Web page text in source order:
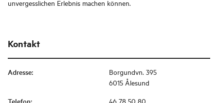
unvergesslichen Erlebnis machen können.
Kontakt
Adresse:
Borgundvn. 395
6015 Ålesund
46 78 50 80